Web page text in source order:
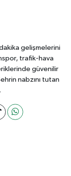
gelişmelerini
trafik-hava
güvenilir
nabzını tutan